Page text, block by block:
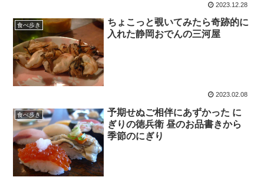
2023.12.28
食べ歩き
ちょこっと覗いてみたら奇跡的に
入れた静岡おでんの三河屋
2023.02.08
食べ歩き
予期せぬご相伴にあずかった に
ぎりの徳兵衛 昼のお品書きから
季節のにぎり